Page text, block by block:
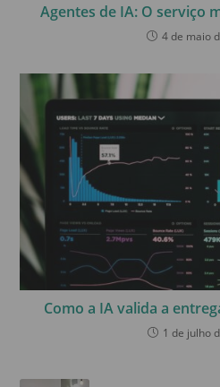
Agentes de IA: O serviço
4 de maio
Como a IA valida a
1 de julho